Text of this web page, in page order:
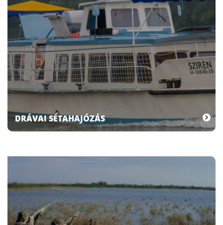
DRÁVAI SÉTAHAJÓZÁS